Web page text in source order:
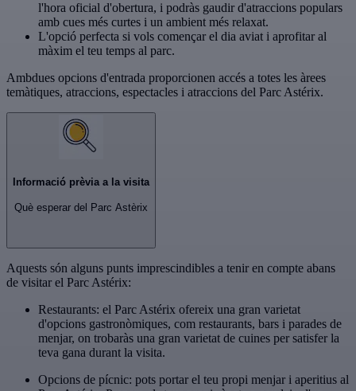
l'hora oficial d'obertura, i podràs gaudir d'atraccions populars
amb cues més curtes i un ambient més relaxat.
L'opció perfecta si vols començar el dia aviat i aprofitar al
màxim el teu temps al parc.
Ambdues opcions d'entrada proporcionen accés a totes les àrees
temàtiques, atraccions, espectacles i atraccions del Parc Astérix.
Informació prèvia a la visita
Què esperar del Parc Astèrix
Aquests són alguns punts imprescindibles a tenir en compte abans
de visitar el Parc Astérix:
Restaurants: el Parc Astérix ofereix una gran varietat
d'opcions gastronòmiques, com restaurants, bars i parades de
menjar, on trobaràs una gran varietat de cuines per satisfer la
teva gana durant la visita.
Opcions de pícnic: pots portar el teu propi menjar i aperitius al